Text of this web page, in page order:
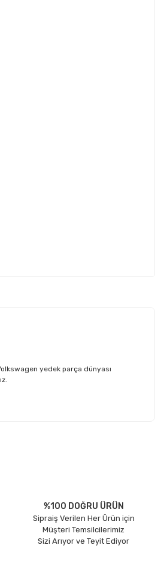
yedek parça dünyası
%100 DOĞRU ÜRÜN
Sipraiş Verilen Her Ürün için
Müşteri Temsilcilerimiz
Sizi Arıyor ve Teyit Ediyor